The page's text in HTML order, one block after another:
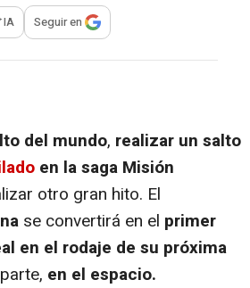
para compartir
IA Seguir en
del mundo, realizar un salto
en la saga Misión
otro gran hito. El
se convertirá en el primer
en el rodaje de su próxima
en el espacio.